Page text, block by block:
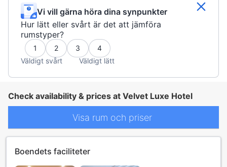
Vi vill gärna höra dina synpunkter
Hur lätt eller svårt är det att jämföra
rumstyper?
1 2 3
4
Väldigt svårt
Väldigt lätt
Check availability & prices at Velvet Luxe Hotel
Visa rum och priser
Boendets faciliteter